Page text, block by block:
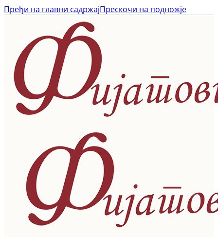
Пређи на главни садржајПрескочи на подножје